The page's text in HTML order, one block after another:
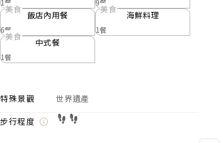
1餐 9餐
美食 飯店內用餐
6餐
美食 海鮮料理
1餐
美食 中式餐
1餐
特殊景觀
世界遺產
步行程度